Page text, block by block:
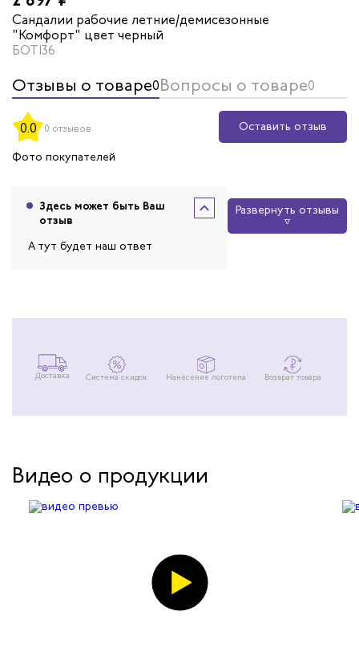
демисезонные
коричневый
Сандалии рабочие летние/
Отзывы о товаре0Вопросы о товаре0
0.0 0 отзывов
Оставить отзыв
Фото покупателей
Здесь может быть Ваш
отзыв
А тут будет наш ответ
Развернуть отзывы
Доставка Система скидок Нанесение логотипа Возврат товара
Видео о продукции